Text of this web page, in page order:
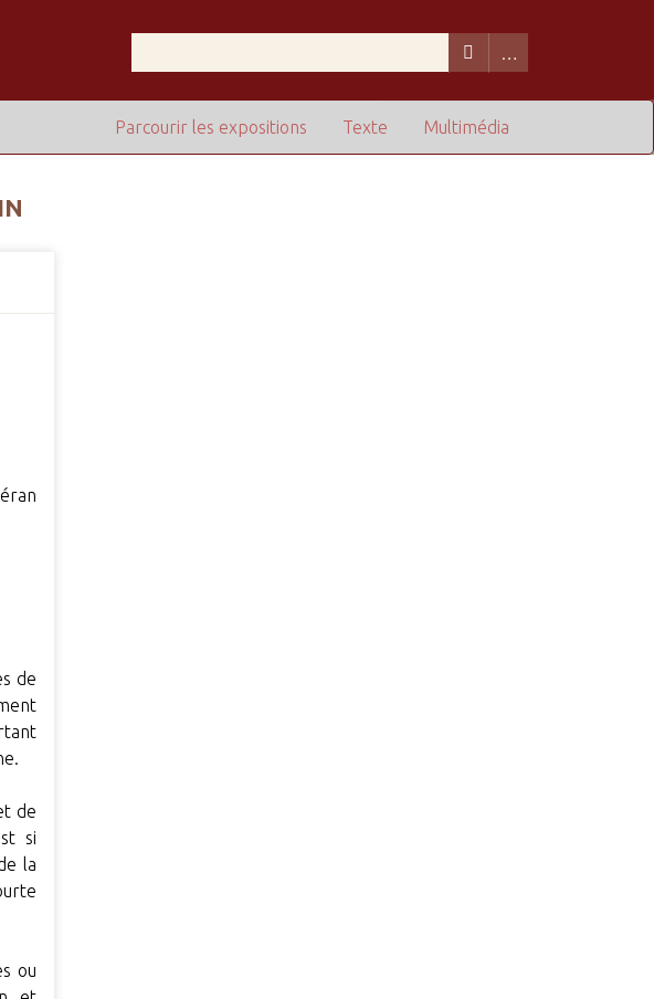
Multimédia
Texte
Parcourir les expositions
de
de
si
la
ou